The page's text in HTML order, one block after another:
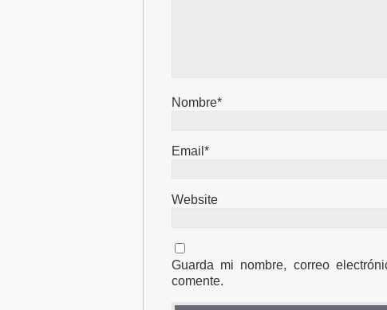
Nombre*
Email*
Website
Guarda mi nombre, correo
comente.